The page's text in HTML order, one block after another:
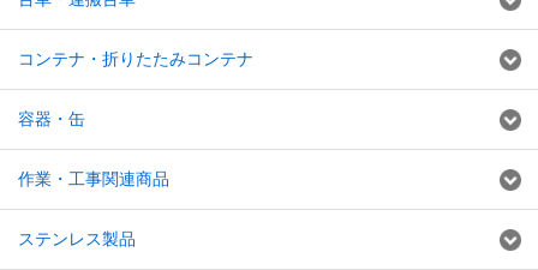
コンテナ・折りたたみコンテナ
容器・缶
作業・工事関連商品
ステンレス製品